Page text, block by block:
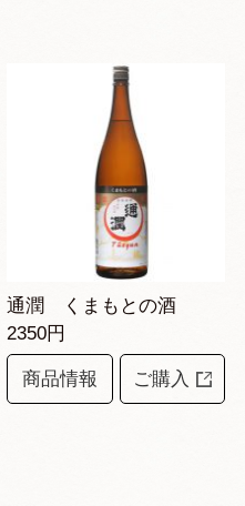
通潤 くまもとの酒
2350円
商品情報 ご購入